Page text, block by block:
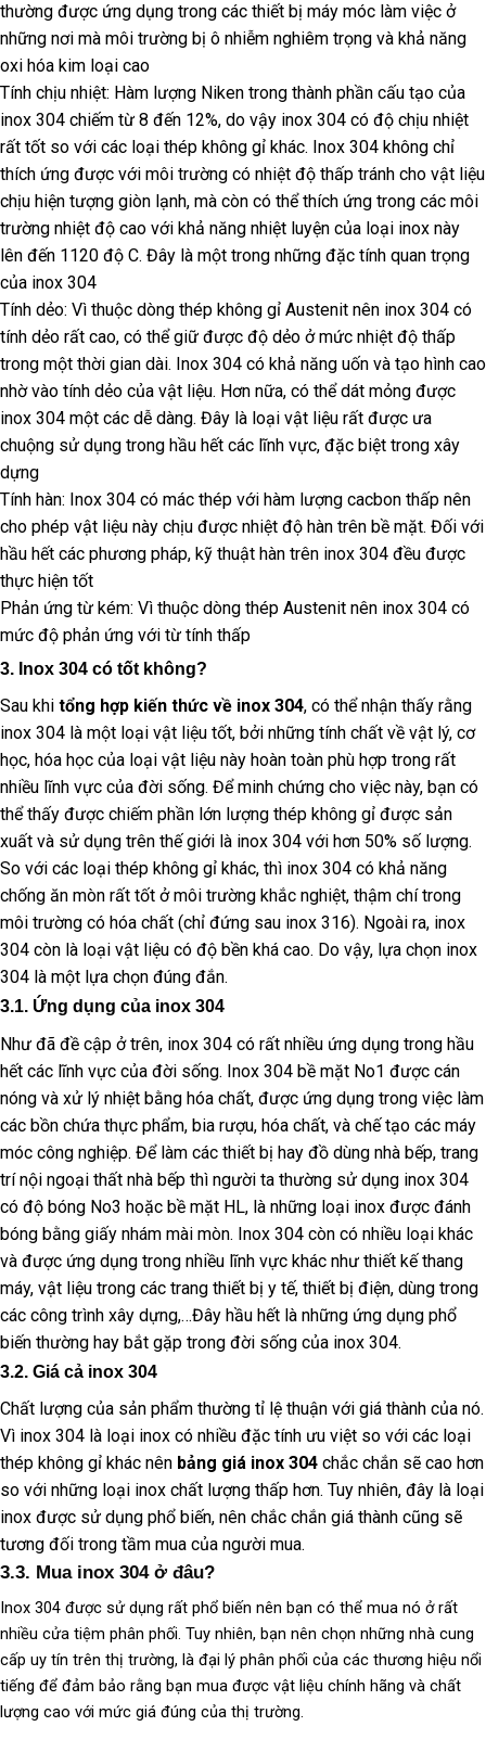
thường được ứng dụng trong các thiết bị máy móc làm việc ở
những nơi mà môi trường bị ô nhiễm nghiêm trọng và khả năng
oxi hóa kim loại cao
Tính chịu nhiệt: Hàm lượng Niken trong thành phần cấu tạo của
inox 304 chiếm từ 8 đến 12%, do vậy inox 304 có độ chịu nhiệt
rất tốt so với các loại thép không gỉ khác. Inox 304 không chỉ
thích ứng được với môi trường có nhiệt độ thấp tránh cho vật liệu
chịu hiện tượng giòn lạnh, mà còn có thể thích ứng trong các môi
trường nhiệt độ cao với khả năng nhiệt luyện của loại inox này
lên đến 1120 độ C. Đây là một trong những đặc tính quan trọng
của inox 304
Tính dẻo: Vì thuộc dòng thép không gỉ Austenit nên inox 304 có
tính dẻo rất cao, có thể giữ được độ dẻo ở mức nhiệt độ thấp
trong một thời gian dài. Inox 304 có khả năng uốn và tạo hình cao
nhờ vào tính dẻo của vật liệu. Hơn nữa, có thể dát mỏng được
inox 304 một các dễ dàng. Đây là loại vật liệu rất được ưa
chuộng sử dụng trong hầu hết các lĩnh vực, đặc biệt trong xây
dựng
Tính hàn: Inox 304 có mác thép với hàm lượng cacbon thấp nên
cho phép vật liệu này chịu được nhiệt độ hàn trên bề mặt. Đối với
hầu hết các phương pháp, kỹ thuật hàn trên inox 304 đều được
thực hiện tốt
Phản ứng từ kém: Vì thuộc dòng thép Austenit nên inox 304 có
mức độ phản ứng với từ tính thấp
3. Inox 304 có tốt không?
Sau khi tổng hợp kiến thức về inox 304, có thể nhận thấy rằng
inox 304 là một loại vật liệu tốt, bởi những tính chất về vật lý, cơ
học, hóa học của loại vật liệu này hoàn toàn phù hợp trong rất
nhiều lĩnh vực của đời sống. Để minh chứng cho việc này, bạn có
thể thấy được chiếm phần lớn lượng thép không gỉ được sản
xuất và sử dụng trên thế giới là inox 304 với hơn 50% số lượng.
So với các loại thép không gỉ khác, thì inox 304 có khả năng
chống ăn mòn rất tốt ở môi trường khắc nghiệt, thậm chí trong
môi trường có hóa chất (chỉ đứng sau inox 316). Ngoài ra, inox
304 còn là loại vật liệu có độ bền khá cao. Do vậy, lựa chọn inox
304 là một lựa chọn đúng đắn.
3.1. Ứng dụng của inox 304
Như đã đề cập ở trên, inox 304 có rất nhiều ứng dụng trong hầu
hết các lĩnh vực của đời sống. Inox 304 bề mặt No1 được cán
nóng và xử lý nhiệt bằng hóa chất, được ứng dụng trong việc làm
các bồn chứa thực phẩm, bia rượu, hóa chất, và chế tạo các máy
móc công nghiệp. Để làm các thiết bị hay đồ dùng nhà bếp, trang
trí nội ngoại thất nhà bếp thì người ta thường sử dụng inox 304
có độ bóng No3 hoặc bề mặt HL, là những loại inox được đánh
bóng bằng giấy nhám mài mòn. Inox 304 còn có nhiều loại khác
và được ứng dụng trong nhiều lĩnh vực khác như thiết kế thang
máy, vật liệu trong các trang thiết bị y tế, thiết bị điện, dùng trong
các công trình xây dựng,…Đây hầu hết là những ứng dụng phổ
biến thường hay bắt gặp trong đời sống của inox 304.
3.2. Giá cả inox 304
Chất lượng của sản phẩm thường tỉ lệ thuận với giá thành của nó.
Vì inox 304 là loại inox có nhiều đặc tính ưu việt so với các loại
thép không gỉ khác nên bảng giá inox 304 chắc chắn sẽ cao hơn
so với những loại inox chất lượng thấp hơn. Tuy nhiên, đây là loại
inox được sử dụng phổ biến, nên chắc chắn giá thành cũng sẽ
tương đối trong tầm mua của người mua.
3.3. Mua inox 304 ở đâu?
Inox 304 được sử dụng rất phổ biến nên bạn có thể mua nó ở rất
nhiều cửa tiệm phân phối. Tuy nhiên, bạn nên chọn những nhà cung
cấp uy tín trên thị trường, là đại lý phân phối của các thương hiệu nổi
tiếng để đảm bảo rằng bạn mua được vật liệu chính hãng và chất
lượng cao với mức giá đúng của thị trường.